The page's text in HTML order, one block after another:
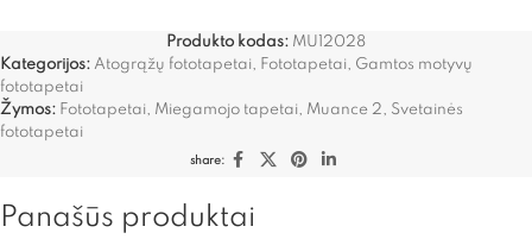
Produkto kodas: MU12028
Kategorijos: Atogrąžų fototapetai Fototapetai
Gamtos motyvų
fototapetai
Žymos: Fototapetai Miegamojo tapetai Muance 2
Svetainės
fototapetai
share:
Panašūs produktai